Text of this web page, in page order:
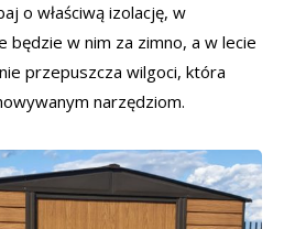
o właściwą izolację, w
będzie w nim za zimno, a w lecie
przepuszcza wilgoci, która
narzędziom.